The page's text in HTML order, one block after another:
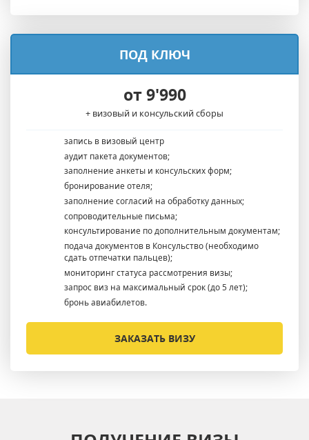
ПОД КЛЮЧ
от 9'990
+ визовый и консульский сборы
запись в визовый центр
аудит пакета документов;
заполнение анкеты и консульских форм;
бронирование отеля;
заполнение согласий на обработку данных;
сопроводительные письма;
консультирование по дополнительным документам;
подача документов в Консульство (необходимо
сдать отпечатки пальцев);
мониторинг статуса рассмотрения визы;
запрос виз на максимальный срок (до 5 лет);
бронь авиабилетов.
ЗАКАЗАТЬ ВИЗУ